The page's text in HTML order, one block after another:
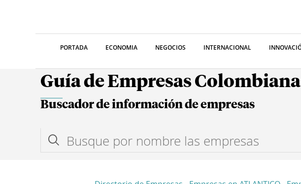
PORTADA ECONOMIA NEGOCIOS INTERNACIONAL
Guía de Empresas
Buscador de información de empresas